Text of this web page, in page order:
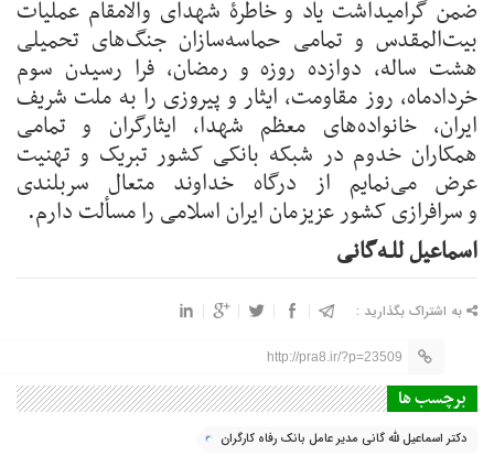
ضمن گرامیداشت یاد و خاطرۀ شهدای والامقام عملیات
بیت‌المقدس و تمامی حماسه‌سازان جنگ‌های تحمیلی
هشت ساله، دوازده روزه و رمضان، فرا رسیدن سوم
خردادماه، روز مقاومت، ایثار و پیروزی را به ملت شریف
ایران، خانواده‌های معظم شهدا، ایثارگران و تمامی
همکاران خدوم در شبکه بانکی کشور تبریک و تهنیت
عرض می‌نمایم از درگاه خداوند متعال سربلندی
و سرافرازی کشور عزیزمان ایران اسلامی را مسألت دارم.
اسماعیل للـه‌گانی
به اشتراک بگذارید :
http://pra8.ir/?p=23509
برچسب ها
دکتر اسماعیل لله گانی مدیر عامل بانک رفاه کارگران